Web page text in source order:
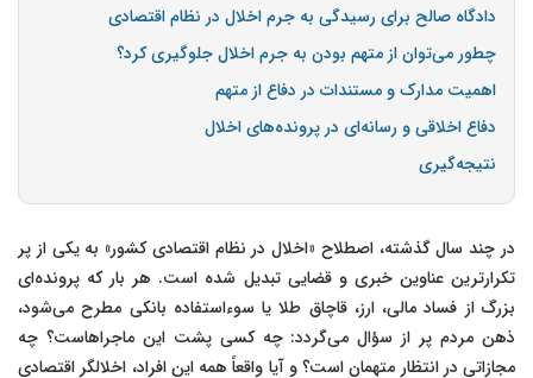
دادگاه صالح برای رسیدگی به جرم اخلال در نظام اقتصادی
چطور می‌توان از متهم بودن به جرم اخلال جلوگیری کرد؟
اهمیت مدارک و مستندات در دفاع از متهم
دفاع اخلاقی و رسانه‌ای در پرونده‌های اخلال
نتیجه‌گیری
در چند سال گذشته، اصطلاح «اخلال در نظام اقتصادی کشور» به یکی از پر
تکرارترین عناوین خبری و قضایی تبدیل شده است. هر بار که پرونده‌ای
بزرگ از فساد مالی، ارز، قاچاق طلا یا سوء‌استفاده بانکی مطرح می‌شود،
ذهن مردم پر از سؤال می‌گردد: چه کسی پشت این ماجراهاست؟ چه
مجازاتی در انتظار متهمان است؟ و آیا واقعاً همه این افراد، اخلالگر اقتصادی